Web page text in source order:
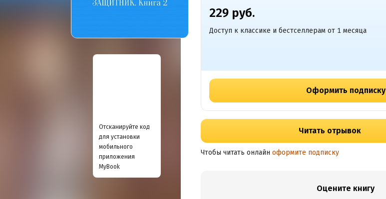
Отсканируйте код
для установки
мобильного
приложения
MyBook
229 руб.
Доступ к классике и бестселлерам от 1 месяца
Оформить подписку
Читать отрывок
Чтобы читать онлайн оформите подписку
Оцените книгу